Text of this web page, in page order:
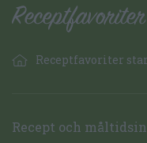
Receptfavoriter
Recept och